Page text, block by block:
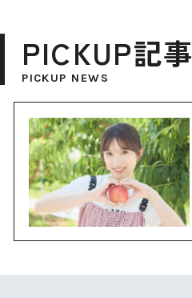
PICKUP記事
PICKUP NEWS